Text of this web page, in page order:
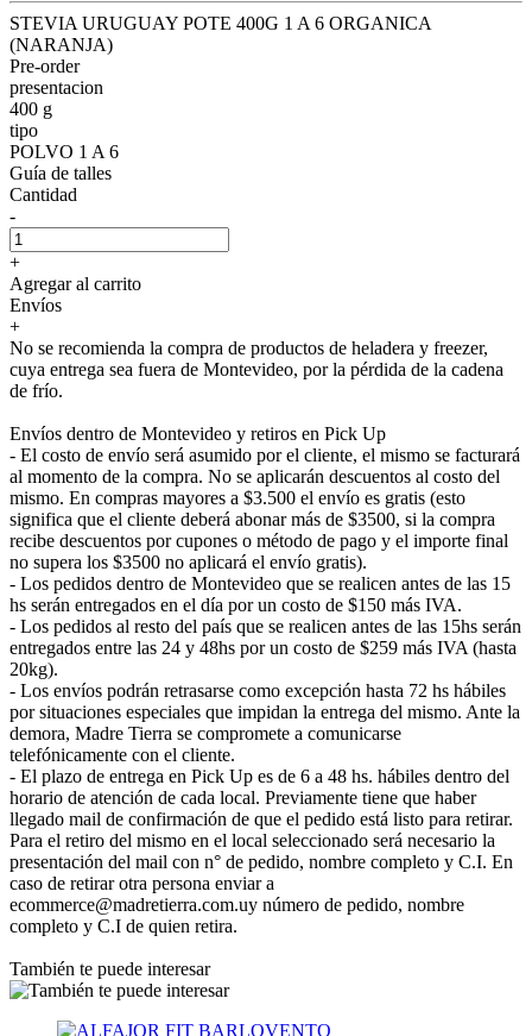
STEVIA URUGUAY POTE 400G 1 A 6 ORGANICA
(NARANJA)
Pre-order
presentacion
400 g
tipo
POLVO 1 A 6
Guía de talles
Cantidad
-
+
Agregar al carrito
Envíos
+
No se recomienda la compra de productos de heladera y freezer,
cuya entrega sea fuera de Montevideo, por la pérdida de la cadena
de frío.
Envíos dentro de Montevideo y retiros en Pick Up
- El costo de envío será asumido por el cliente, el mismo se facturará
al momento de la compra. No se aplicarán descuentos al costo del
mismo. En compras mayores a $3.500 el envío es gratis (esto
significa que el cliente deberá abonar más de $3500, si la compra
recibe descuentos por cupones o método de pago y el importe final
no supera los $3500 no aplicará el envío gratis).
- Los pedidos dentro de Montevideo que se realicen antes de las 15
hs serán entregados en el día por un costo de $150 más IVA.
- Los pedidos al resto del país que se realicen antes de las 15hs serán
entregados entre las 24 y 48hs por un costo de $259 más IVA (hasta
20kg).
- Los envíos podrán retrasarse como excepción hasta 72 hs hábiles
por situaciones especiales que impidan la entrega del mismo. Ante la
demora, Madre Tierra se compromete a comunicarse
telefónicamente con el cliente.
- El plazo de entrega en Pick Up es de 6 a 48 hs. hábiles dentro del
horario de atención de cada local. Previamente tiene que haber
llegado mail de confirmación de que el pedido está listo para retirar.
Para el retiro del mismo en el local seleccionado será necesario la
presentación del mail con n° de pedido, nombre completo y C.I. En
caso de retirar otra persona enviar a
ecommerce@madretierra.com.uy número de pedido, nombre
completo y C.I de quien retira.
También te puede interesar